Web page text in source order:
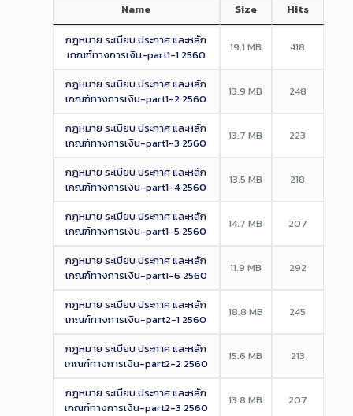
Name Size Hits
กฎหมาย ระเบียบ ประกาศ และหลัก
เกณฑ์ทางการเงิน-part1-1 2560
19.1 MB 418
กฎหมาย ระเบียบ ประกาศ และหลัก
เกณฑ์ทางการเงิน-part1-2 2560
13.9 MB 248
กฎหมาย ระเบียบ ประกาศ และหลัก
เกณฑ์ทางการเงิน-part1-3 2560
13.7 MB 223
กฎหมาย ระเบียบ ประกาศ และหลัก
เกณฑ์ทางการเงิน-part1-4 2560
13.5 MB 218
กฎหมาย ระเบียบ ประกาศ และหลัก
เกณฑ์ทางการเงิน-part1-5 2560
14.7 MB 207
กฎหมาย ระเบียบ ประกาศ และหลัก
เกณฑ์ทางการเงิน-part1-6 2560
11.9 MB 292
กฎหมาย ระเบียบ ประกาศ และหลัก
เกณฑ์ทางการเงิน-part2-1 2560
18.8 MB 245
กฎหมาย ระเบียบ ประกาศ และหลัก
เกณฑ์ทางการเงิน-part2-2 2560
15.6 MB 213
กฎหมาย ระเบียบ ประกาศ และหลัก
เกณฑ์ทางการเงิน-part2-3 2560
13.8 MB 207